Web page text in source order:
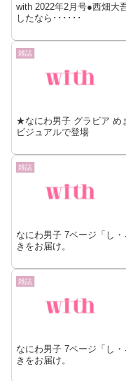
with 2022年2月号●西畑大
したなら･･････
雑誌
★なにわ男子 グラビア め
ビジュアルで登場
雑誌
なにわ男子 7ページ「し
きをお届け。
雑誌
なにわ男子 7ページ「し
きをお届け。